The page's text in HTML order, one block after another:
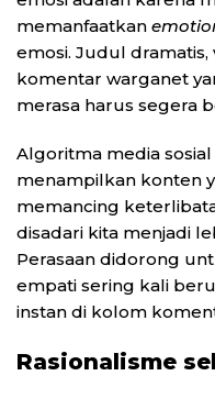
memanfaatkan
emosi. Judul
komentar warganet
merasa harus segera
Algoritma media
menampilkan konten
memancing
disadari kita menjadi
Perasaan didorong
empati sering kali
instan di kolom
Rasionalisme